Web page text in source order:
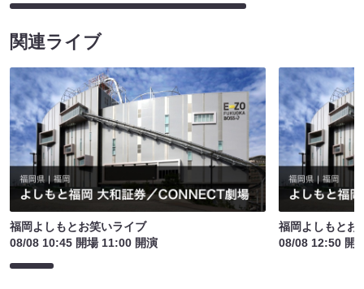
関連ライブ
福岡よしもとお笑いライブ
08/08 10:45 開場 11:00 開演
福岡よしもとお
08/08 12:50 開